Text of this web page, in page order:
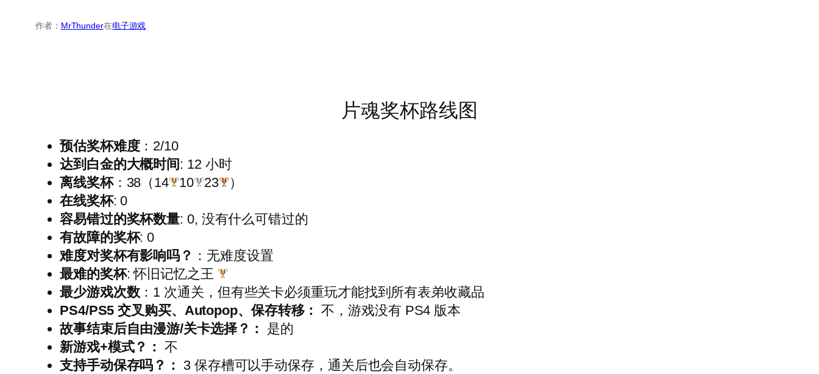
作者： MrThunder在电子游戏
片魂奖杯路线图
预估奖杯难度：2/10
达到白金的大概时间 : 12 小时
离线奖杯：38（14 10 23
）
在线奖杯: 0
容易错过的奖杯数量: 0, 没有什么可错过的
有故障的奖杯: 0
难度对奖杯有影响吗？ ：无难度设置
最难的奖杯: 怀旧记忆之王
最少游戏次数：1 次通关，但有些关卡必须重玩才能找到所有表弟收藏品
PS4/PS5 交叉购买、Autopop、保存转移： 不，游戏没有 PS4 版本
故事结束后自由漫游/关卡选择？： 是的
新游戏+模式？： 不
支持手动保存吗？： 3 保存槽可以手动保存，通关后也会自动保存。